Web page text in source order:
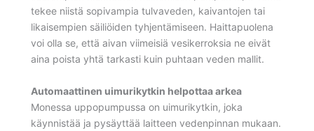
tekee niistä sopivampia tulvaveden, kaivantojen tai
likaisempien säiliöiden tyhjentämiseen. Haittapuolena
voi olla se, että aivan viimeisiä vesikerroksia ne eivät
aina poista yhtä tarkasti kuin puhtaan veden mallit.
Automaattinen uimurikytkin helpottaa arkea
Monessa uppopumpussa on uimurikytkin, joka
käynnistää ja pysäyttää laitteen vedenpinnan mukaan.